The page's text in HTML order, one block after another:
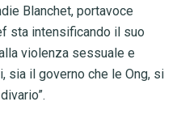
Blanchet, portavoce
sta intensificando il suo
violenza sessuale e
sia il governo che le Ong, si